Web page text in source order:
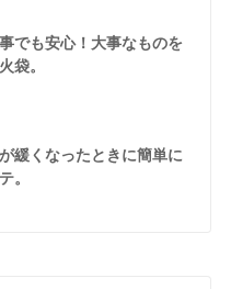
でも安心！大事なものを
袋。
緩くなったときに簡単に
。